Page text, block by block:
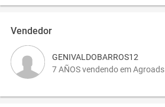
Vendedor
GENIVALDOBARROS12
7 AÑOS vendendo em Agroads